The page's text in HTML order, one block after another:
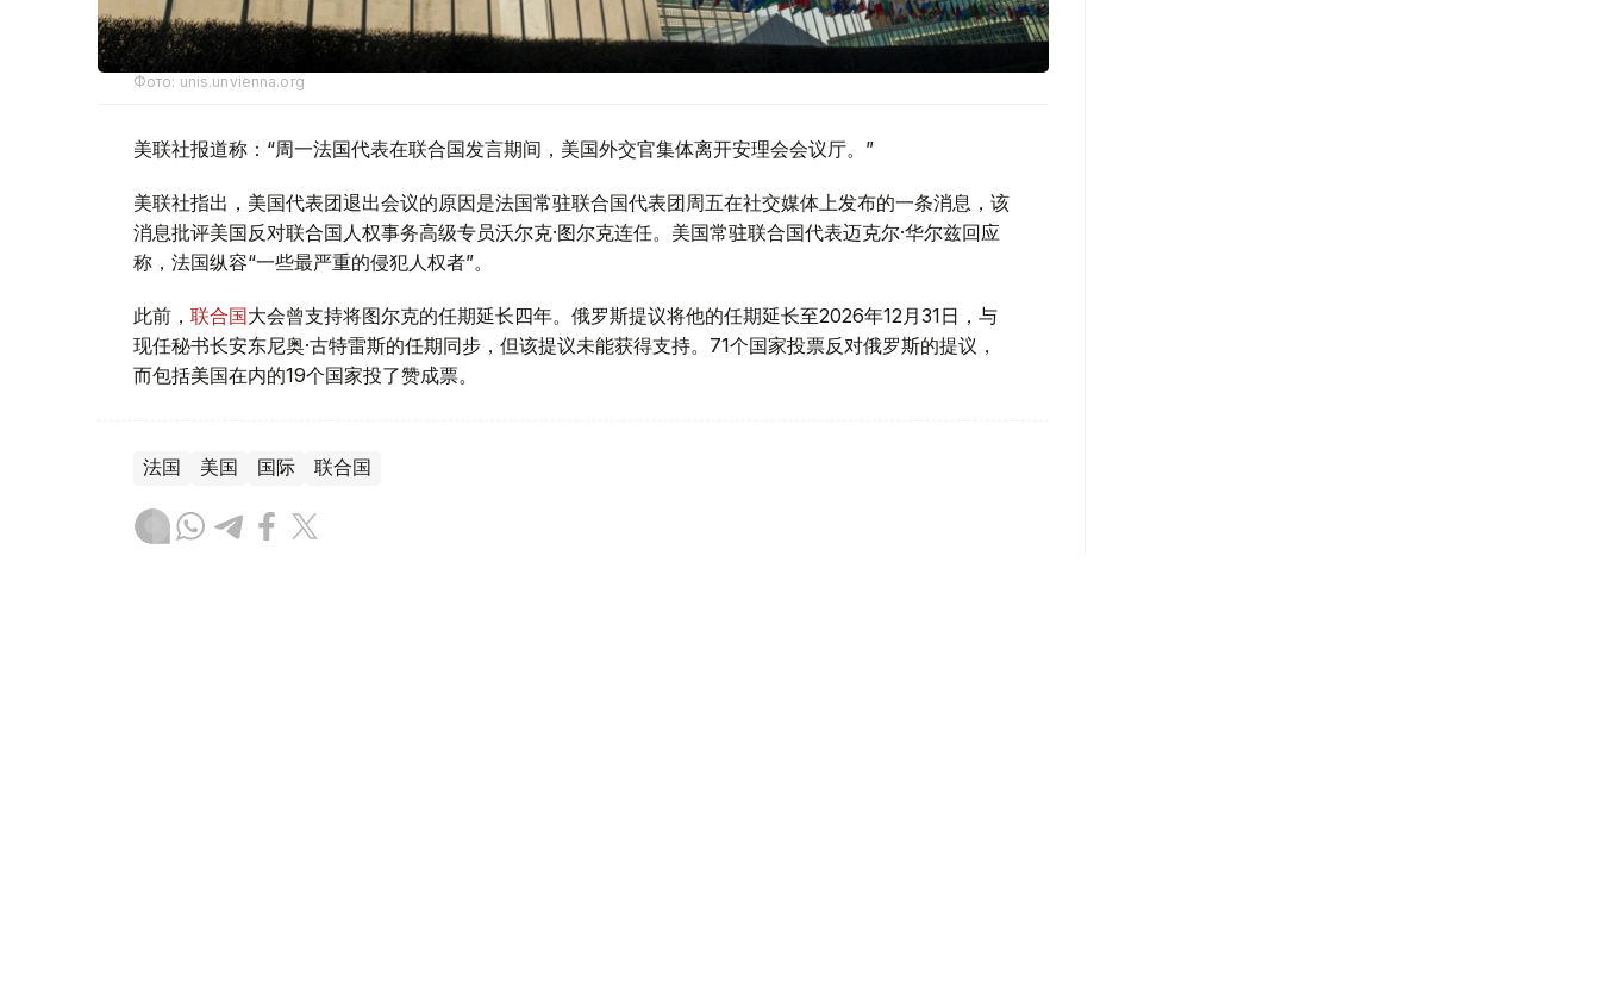
Фото: unis.unvienna.org
美联社报道称：“周一法国代表在联合国发言期间，美国外交官集体离开安理会会议厅。”
美联社指出，美国代表团退出会议的原因是法国常驻联合国代表团周五在社交媒体上发布的一条消息，该
消息批评美国反对联合国人权事务高级专员沃尔克·图尔克连任。美国常驻联合国代表迈克尔·华尔兹回应
称，法国纵容“一些最严重的侵犯人权者”。
此前， 联合国大会曾支持将图尔克的任期延长四年。俄罗斯提议将他的任期延长至2026年12月31日，与
现任秘书长安东尼奥·古特雷斯的任期同步，但该提议未能获得支持。71个国家投票反对俄罗斯的提议，
而包括美国在内的19个国家投了赞成票。
法国 美国 国际 联合国